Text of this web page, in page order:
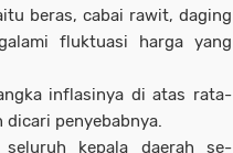
beras, cabai rawit, daging
fluktuasi harga yang
inflasinya di atas rata-
dicari penyebabnya.
kepala daerah se-